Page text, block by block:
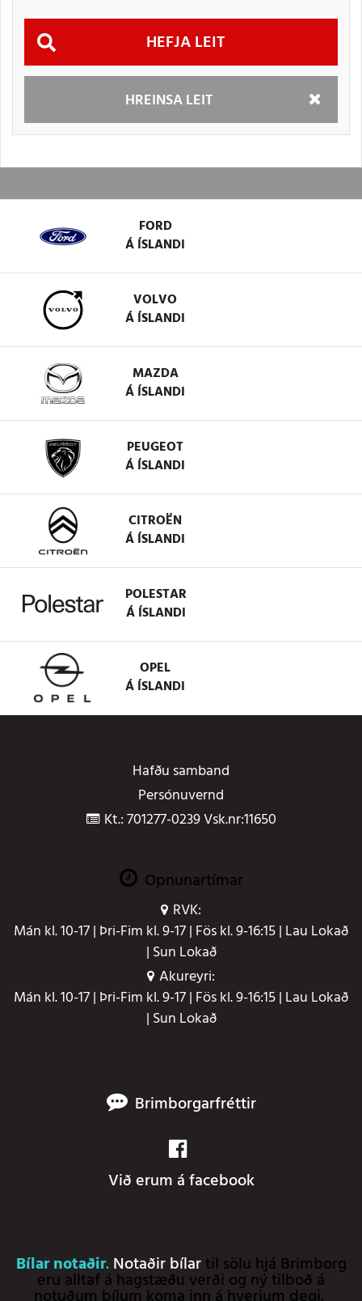
HREINSA LEIT
Hefja
FORD
Á ÍSLANDI
VOLVO
Á ÍSLANDI
MAZDA
Á ÍSLANDI
PEUGEOT
Á ÍSLANDI
CITROËN
Á ÍSLANDI
POLESTAR
Á ÍSLANDI
OPEL
Á ÍSLANDI
Hafðu samband
Persónuvernd
Kt.: 701277-0239 Vsk.nr:11650
Opnunartímar
RVK:
Mán kl. 10-17 | Þri-Fim kl. 9-17 | Fös kl. 9-16:15 | Lau Lokað
| Sun Lokað
Akureyri:
Mán kl. 10-17 | Þri-Fim kl. 9-17 | Fös kl. 9-16:15 | Lau Lokað
| Sun Lokað
Brimborgarfréttir
Við erum á facebook
Bílar notaðir. Notaðir bílartil sölu hjá Brimborg
eru alltaf á hagstæðu verði og ný tilboð á